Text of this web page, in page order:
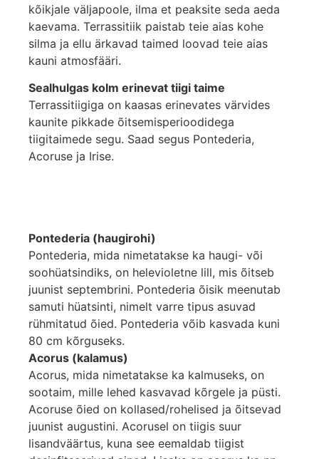
kõikjale väljapoole, ilma et peaksite seda aeda
kaevama. Terrassitiik paistab teie aias kohe
silma ja ellu ärkavad taimed loovad teie aias
kauni atmosfääri.
Sealhulgas kolm erinevat tiigi taime
Terrassitiigiga on kaasas erinevates värvides
kaunite pikkade õitsemisperioodidega
tiigitaimede segu. Saad segus Pontederia,
Acoruse ja Irise.
Pontederia (haugirohi)
Pontederia, mida nimetatakse ka haugi- või
soohüatsindiks, on helevioletne lill, mis õitseb
juunist septembrini. Pontederia õisik meenutab
samuti hüatsinti, nimelt varre tipus asuvad
rühmitatud õied. Pontederia võib kasvada kuni
80 cm kõrguseks.
Acorus (kalamus)
Acorus, mida nimetatakse ka kalmuseks, on
sootaim, mille lehed kasvavad kõrgele ja püsti.
Acoruse õied on kollased/rohelised ja õitsevad
juunist augustini. Acorusel on tiigis suur
lisandväärtus, kuna see eemaldab tiigist